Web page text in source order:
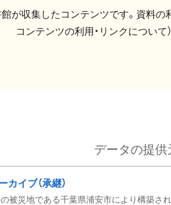
が収集したコンテンツです。資料の
コンテンツの利用・リンクについて
データの提供
イブ（承継）
被災地である千葉県浦安市により構築され